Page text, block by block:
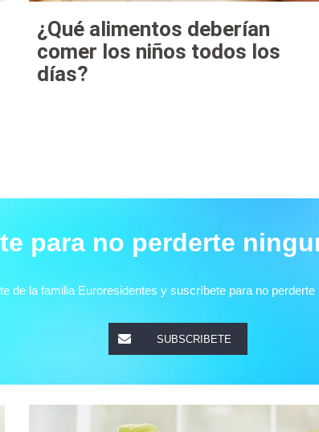
¿Qué alimentos deberían
comer los niños todos los
días?